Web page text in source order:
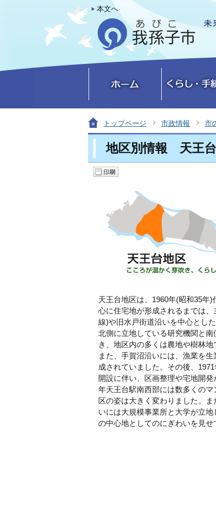
本文へ
トップページ 市政情報 市
地区別情報 天王
天王台地区は、1960年(昭和35年)
心に住宅地が形成されるまでは
線)や旧水戸街道沿いを中心とし
北側に立地している研究機関と
き、地区内の多くは農地や樹林地
また、手賀沼沿いには、漁業を
成されていました。その後、
開設に伴い、区画整理や宅地開
年天王台駅南西部には数多くの
区の姿は大きく変わりました。
いには大規模事業所と大学が立
の中心地としてのにぎわいを見せ